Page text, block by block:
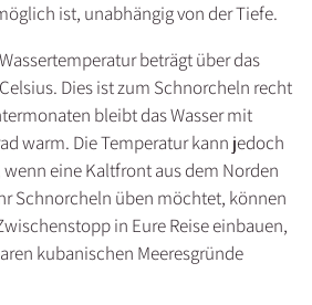
ist, unabhängig von der Tiefe.
beträgt über das
Dies ist zum Schnorcheln recht
bleibt das Wasser mit
warm. Die Temperatur kann jedoch
eine Kaltfront aus dem Norden
Schnorcheln üben möchtet, können
in Eure Reise einbauen,
kubanischen Meeresgründe